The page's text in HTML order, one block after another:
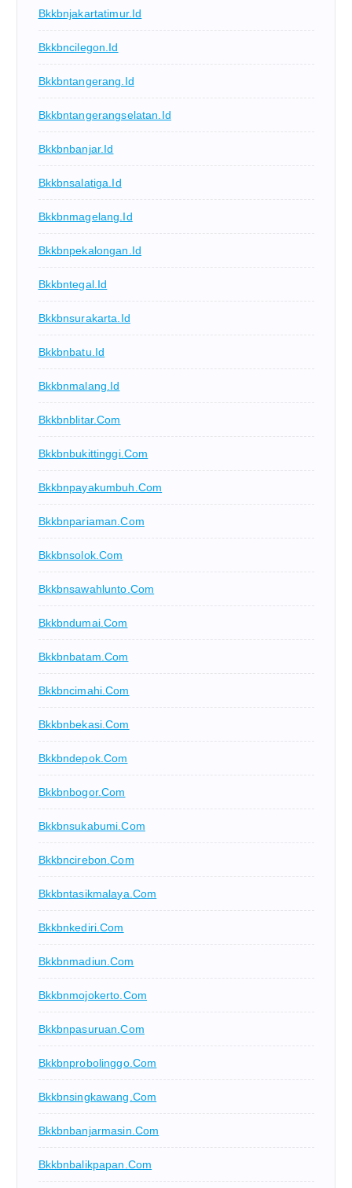
Bkkbnjakartatimur.id
Bkkbncilegon.id
Bkkbntangerang.id
Bkkbntangerangselatan.id
Bkkbnbanjar.id
Bkkbnsalatiga.id
Bkkbnmagelang.id
Bkkbnpekalongan.id
Bkkbntegal.id
Bkkbnsurakarta.id
Bkkbnbatu.id
Bkkbnmalang.id
Bkkbnblitar.com
Bkkbnbukittinggi.com
Bkkbnpayakumbuh.com
Bkkbnpariaman.com
Bkkbnsolok.com
Bkkbnsawahlunto.com
Bkkbndumai.com
Bkkbnbatam.com
Bkkbncimahi.com
Bkkbnbekasi.com
Bkkbndepok.com
Bkkbnbogor.com
Bkkbnsukabumi.com
Bkkbncirebon.com
Bkkbntasikmalaya.com
Bkkbnkediri.com
Bkkbnmadiun.com
Bkkbnmojokerto.com
Bkkbnpasuruan.com
Bkkbnprobolinggo.com
Bkkbnsingkawang.com
Bkkbnbanjarmasin.com
Bkkbnbalikpapan.com